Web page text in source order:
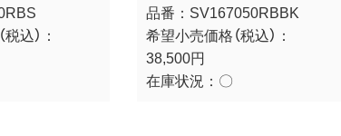
込）：
品番： SV167050RBBK
希望小売価格（税込）：
38,500円
在庫状況： 〇